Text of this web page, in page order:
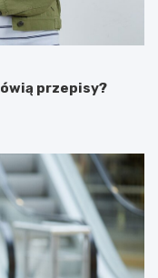
przepisy?